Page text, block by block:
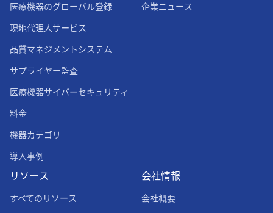
企業ニュース
医療機器のグローバル登録
現地代理人サービス
品質マネジメントシステム
サプライヤー監査
医療機器サイバーセキュリティ
料金
機器カテゴリ
導入事例
リソース
すべてのリソース
会社情報
会社概要